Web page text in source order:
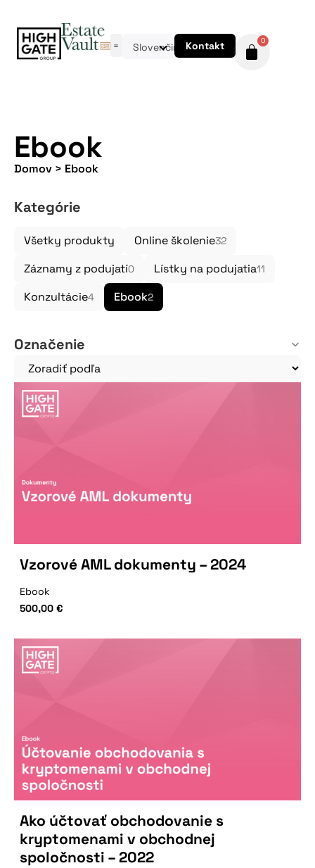
Slovenčina Kontakt 0
Ebook
Domov > Ebook
Kategórie
Všetky produkty Online školenie32
Záznamy z podujatí0 Lístky na podujatia11
Konzultácie4 Ebook2
Označenie
Vzorové AML dokumenty – 2024
Ebook
500,00 €
Ako účtovať obchodovanie s
kryptomenami v obchodnej
spoločnosti – 2022